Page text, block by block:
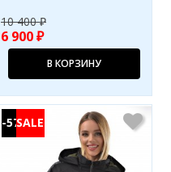
10 400 ₽
6 900 ₽
В КОРЗИНУ
-57%